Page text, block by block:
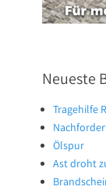
Neueste
Tragehilfe
Ölspur
Ast droht